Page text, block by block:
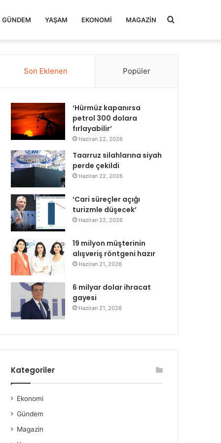
GÜNDEM YAŞAM EKONOMI MAGAZIN Arama
Son Eklenen Popüler
‘Hürmüz kapanırsa
petrol 300 dolara
fırlayabilir’
Haziran 22, 2026
Taarruz silahlarına siyah
perde çekildi
Haziran 22, 2026
‘Cari süreçler açığı
turizmle düşecek’
Haziran 22, 2026
19 milyon müşterinin
alışveriş röntgeni hazır
Haziran 21, 2026
6 milyar dolar ihracat
gayesi
Haziran 21, 2026
Kategoriler
Ekonomi
Gündem
Magazin